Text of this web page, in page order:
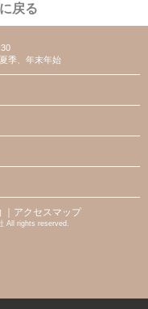
戻る
季、年末年始
｜アクセスマップ
All rights reserved.